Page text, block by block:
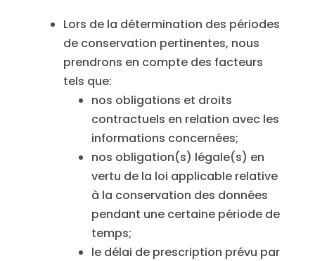
Lors de la détermination des périodes
de conservation pertinentes, nous
prendrons en compte des facteurs
tels que:
nos obligations et droits
contractuels en relation avec les
informations concernées;
nos obligation(s) légale(s) en
vertu de la loi applicable relative
à la conservation des données
pendant une certaine période de
temps;
le délai de prescription prévu par